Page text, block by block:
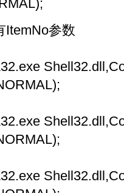
参数